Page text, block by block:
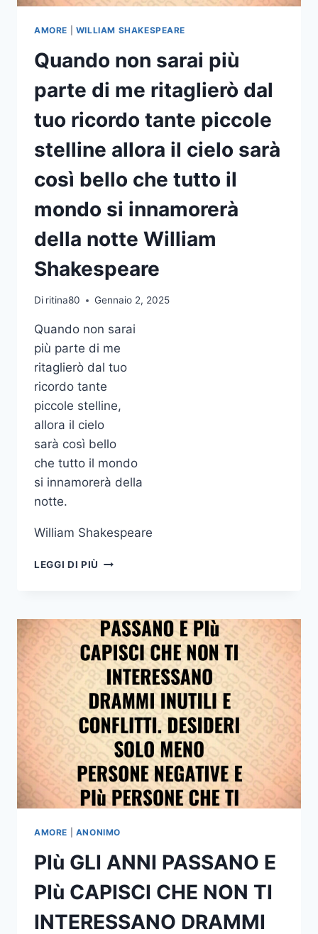
AMORE WILLIAM SHAKESPEARE
Quando non sarai più
parte di me ritaglierò dal
tuo ricordo tante piccole
stelline allora il cielo sarà
così bello che tutto il
mondo si innamorerà
della notte William
Shakespeare
Di ritina80 Gennaio 2, 2025
Quando non sarai
più parte di me
ritaglierò dal tuo
ricordo tante
piccole stelline,
allora il cielo
sarà così bello
che tutto il mondo
si innamorerà della
notte.
William Shakespeare
LEGGI DI PIÙ QUANDO
PARTE
DI
ME
RITAGLIERÒ
DAL
TUO
RICORDO
TANTE
PICCOLE
STELLINE
ALLORA
IL
CIELO
COSÌ
CHE
IL
SI
AMORE ANONIMO
PIù GLI ANNI PASSANO E
PIù CAPISCI CHE NON TI
INTERESSANO DRAMMI